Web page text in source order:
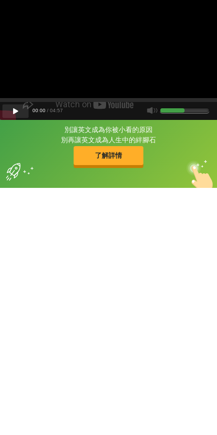
別讓英文成為你被小看的原因
別再讓英文成為人生中的絆腳石
了解詳情
片尾有
攻其不背
的品牌故事
00:00 / 04:57